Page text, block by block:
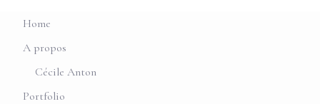
Home
A propos
Cécile Anton
Portfolio